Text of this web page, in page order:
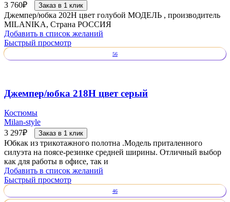
3 760₽ Заказ в 1 клик
Джемпер/юбка 202Н цвет голубой МОДЕЛЬ , производитель
MILANIKA, Страна РОССИЯ
Добавить в список желаний
Быстрый просмотр
56
Джемпер/юбка 218Н цвет серый
Костюмы
Milan-style
3 297₽ Заказ в 1 клик
Юбкак из трикотажного полотна .Модель приталенного
силуэта на поясе-резинке средней ширины. Отличный выбор
как для работы в офисе, так и
Добавить в список желаний
Быстрый просмотр
46